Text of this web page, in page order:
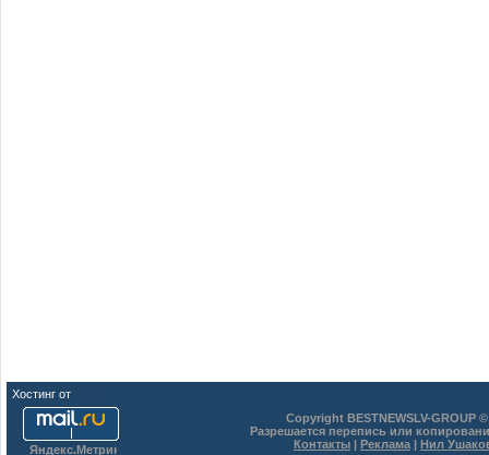
Хостинг от
Copyright BESTNEWSLV-GROUP
Разрешается перепись или
Контакты | Реклама | Нил